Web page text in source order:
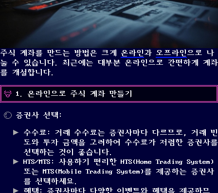
주식 계좌를 만드는 방법은 크게 온라인과 오프라인으로 나
눌 수 있습니다. 최근에는 대부분 온라인으로 간편하게 계좌
를 개설합니다.
1. 온라인으로 주식 계좌 만들기
증권사 선택:
수수료: 거래 수수료는 증권사마다 다르므로, 거래 빈
도와 투자 금액을 고려하여 수수료가 저렴한 증권사를
선택하는 것이 좋습니다.
HTS/MTS: 사용하기 편리한 HTS(Home Trading System)
또는 MTS(Mobile Trading System)를 제공하는 증권사
를 선택하세요.
혜택: 증권사마다 다양한 이벤트와 혜택을 제공하므